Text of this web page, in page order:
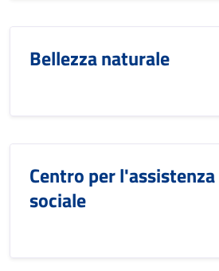
Bellezza naturale
Centro per
sociale